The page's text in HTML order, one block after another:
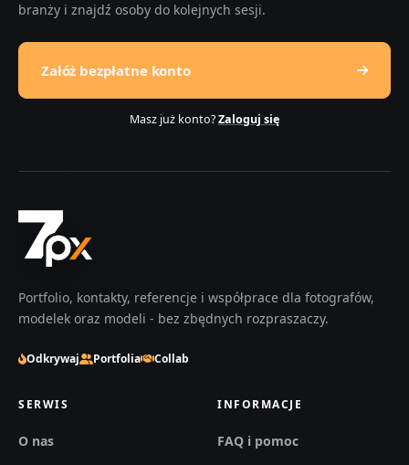
branży i znajdź osoby do kolejnych sesji.
Załóż bezpłatne konto
Masz już konto?Zaloguj się
Portfolio, kontakty, referencje i współprace dla fotografów,
modelek oraz modeli - bez zbędnych rozpraszaczy.
Odkrywaj Portfolia Collab
SERWIS
O nas
INFORMACJE
FAQ i pomoc